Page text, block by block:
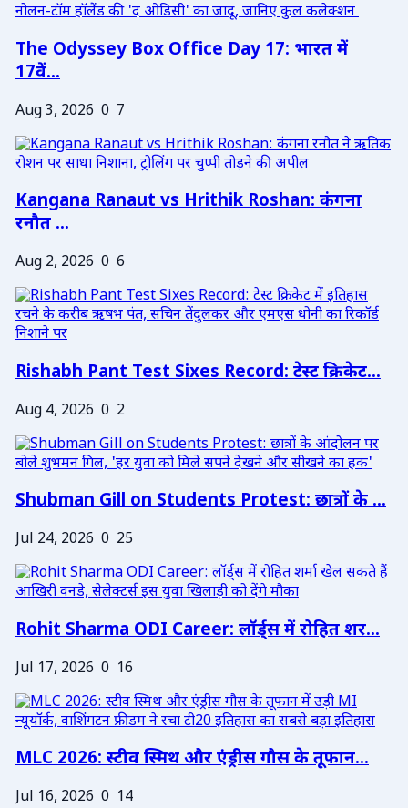
The Odyssey Box Office Day 17: भारत में
17वें...
Aug 3, 2026 0 7
Kangana Ranaut vs Hrithik Roshan: कंगना
रनौत ...
Aug 2, 2026 0 6
Rishabh Pant Test Sixes Record: टेस्ट क्रिकेट...
Aug 4, 2026 0 2
Shubman Gill on Students Protest: छात्रों के ...
Jul 24, 2026 0 25
Rohit Sharma ODI Career: लॉर्ड्स में रोहित शर...
Jul 17, 2026 0 16
MLC 2026: स्टीव स्मिथ और एंड्रीस गौस के तूफान...
Jul 16, 2026 0 14